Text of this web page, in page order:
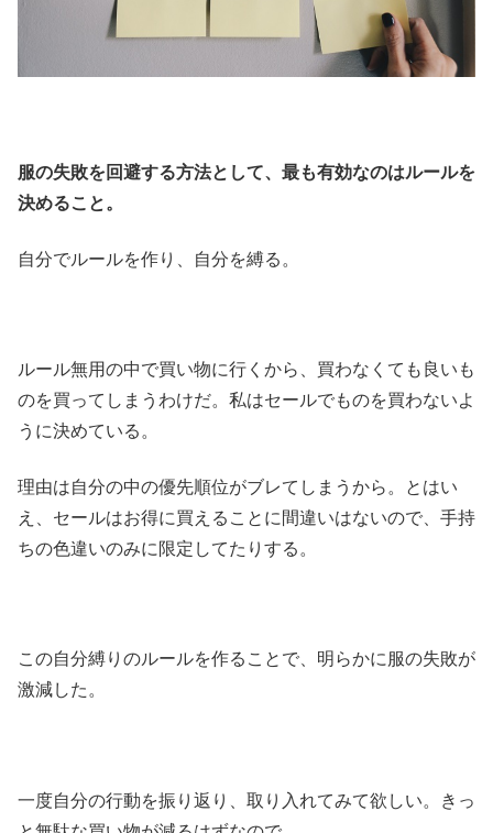
服の失敗を回避する方法として、最も有効なのはルールを
決めること。
自分でルールを作り、自分を縛る。
ルール無用の中で買い物に行くから、買わなくても良いも
のを買ってしまうわけだ。私はセールでものを買わないよ
うに決めている。
理由は自分の中の優先順位がブレてしまうから。とはい
え、セールはお得に買えることに間違いはないので、手持
ちの色違いのみに限定してたりする。
この自分縛りのルールを作ることで、明らかに服の失敗が
激減した。
一度自分の行動を振り返り、取り入れてみて欲しい。きっ